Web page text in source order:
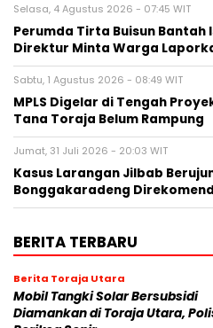
Selasa, 4 Agustus 2026 - 07:45 WIT
Perumda Tirta Buisun Bantah
Direktur Minta Warga
Sabtu, 1 Agustus 2026 - 08:49 WIT
MPLS Digelar di Tengah
Tana Toraja Belum Rampung
Jumat, 31 Juli 2026 - 20:03 WIT
Kasus Larangan Jilbab
Bonggakaradeng
BERITA TERBARU
Berita Toraja Utara
Mobil Tangki Solar Bersubsidi
Diamankan di Toraja Utara,